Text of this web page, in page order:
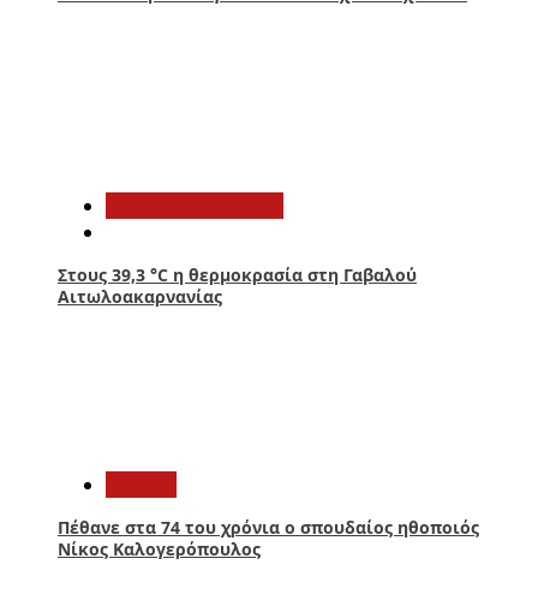
Στους 39,3 °C η θερμοκρασία στη Γαβαλού
Αιτωλοακαρνανίας
Πέθανε στα 74 του χρόνια ο σπουδαίος ηθοποιός
Νίκος Καλογερόπουλος